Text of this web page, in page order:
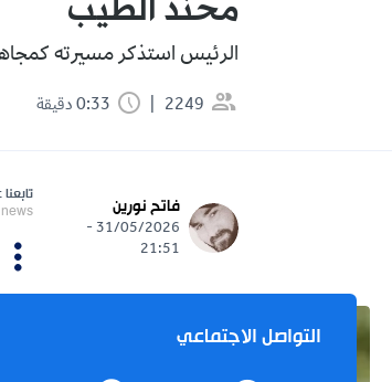
محند الطيب
الرئيس استذكر مسيرته كمجاهد وأحد
0:33 دقيقة
فاتح نورين
31/05/2026 -
21:51
Google news
التواصل الاجتماعي